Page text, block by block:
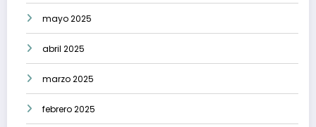
mayo 2025
abril 2025
marzo 2025
febrero 2025